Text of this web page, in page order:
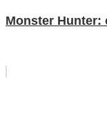
Monster Hunter: